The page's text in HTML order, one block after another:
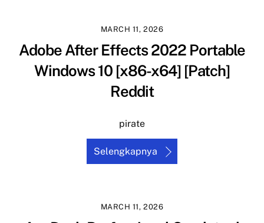
MARCH 11, 2026
Adobe After Effects 2022 Portable
Windows 10 [x86-x64] [Patch]
Reddit
pirate
Selengkapnya
MARCH 11, 2026